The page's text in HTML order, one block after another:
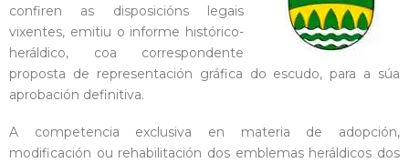
confiren as disposicións legais
vixentes, emitiu o informe histórico-
heráldico, coa correspondente
proposta de representación gráfica do escudo, para a súa
aprobación definitiva.
A competencia exclusiva en materia de adopción,
modificación ou rehabilitación dos emblemas heráldicos dos